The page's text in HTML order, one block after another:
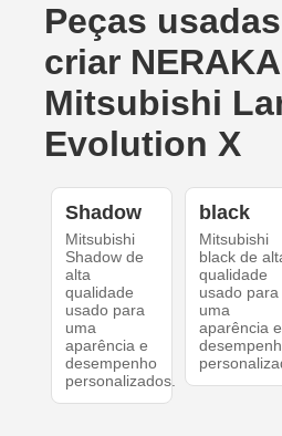
Peças
criar
Mitsubishi
Evolution X
Shadow
Mitsubishi
Shadow de
alta
qualidade
usado para
uma
aparência e
desempenho
personalizados.
black
Mitsubishi
black de
qualidade
usado para
uma
aparência e